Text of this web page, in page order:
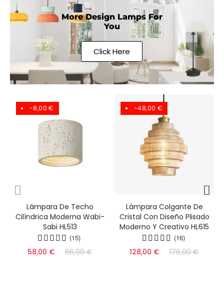
More Design Lamps For
You
Click Here
-8,00 €
Lámpara De Techo
Cilíndrica Moderna Wabi-
Sabi HL513
(15)
58,00 € 66,00 €
-48,00 €
Lámpara Colgante De
Cristal Con Diseño Plisado
Moderno Y Creativo HL615
(16)
128,00 € 176,00 €